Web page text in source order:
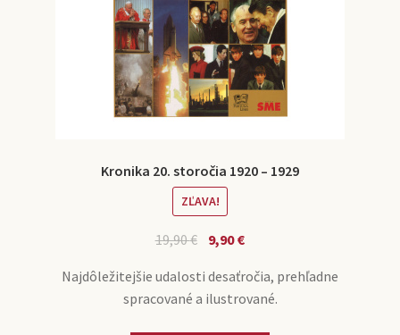
Kronika 20. storočia 1920 – 1929
ZĽAVA!
19,90€ 9,90€
Najdôležitejšie udalosti desaťročia, prehľadne
spracované a ilustrované.